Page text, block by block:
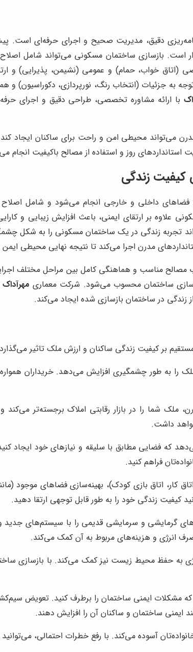
دقیق، مدیریت صحیح و اجرای حرفه‌ای است.
است. بازسازی ساختمان مسکونی می‌تواند شامل اصلاح
(اتاق خواب، حمام) و عمومی (نشیمن، پذیرایی)
به جزئیات (انتخاب رنگ، نورپردازی،
با ارائه مشاوره تخصصی، طراحی دقیق و اجرای
می‌تواند محیطی امن و راحت برای ساکنان ایجاد
استانداردهای روز و استفاده از مصالح باکیفیت
کیفیت زندگی
داخلی و خارجی انجام می‌شود و شامل
علاوه بر ارتقای ایمنی، باعث افزایش زیبایی و
تجربه زندگی در یک ساختمان مسکونی را به شکل
مدرن اجرا می‌کند تا نتیجه نهایی محیطی
مصالح مناسب و هماهنگی کامل بین مراحل مختلف
ساختمان محسوب می‌شود. شرکت معماری مهرآداک
زندگی در ساختمان بازسازی شده ایجاد می‌کند.
بر کیفیت زندگی ساکنان و ارزش ملک تاثیر
را به طور چشمگیری افزایش می‌دهد. خریداران
ملک شما را در بازار رقابتی املاک برجسته‌تر
داشت.
که فضایی مطابق با سلیقه و نیازهای خود ایجاد
فراهم کنید.
کار، اتاق بازی کودک)، بهینه‌سازی فضاهای موجود
کیفیت زندگی خود را به طور قابل توجهی ارتقا دهید.
گرمایشی و سرمایشی قدیمی را با سیستم‌های جدید
و هزینه‌های مربوط به آن کمک می‌کند.
به حفظ محیط زیست نیز کمک می‌کند. با بازسازی
مشکلات ایمنی ساختمان را برطرف کنید. تعویض
ایمنی ساختمان و ساکنان آن را افزایش دهند.
آسوده می‌کند. با رفع خطرات احتمالی،